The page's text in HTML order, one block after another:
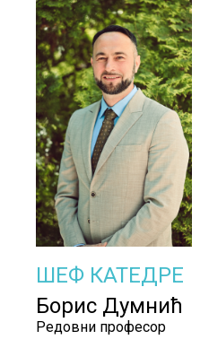
ШЕФ КАТЕДРЕ
Борис Думнић
Редовни професор